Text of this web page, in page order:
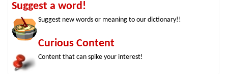
Suggest a word!
Suggest new words or meaning to our dictionary!!
Curious Content
Content that can spike your interest!